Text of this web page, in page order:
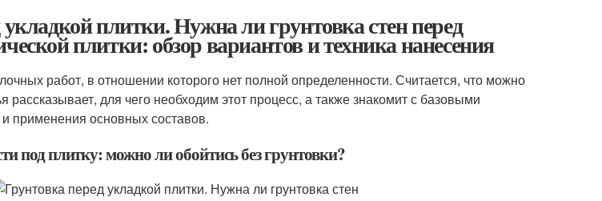
плитки. Нужна ли грунтовка стен перед
плитки: обзор вариантов и техника нанесения
работ, в отношении которого нет полной определенности. Считается, что можно
рассказывает, для чего необходим этот процесс, а также знакомит с базовыми
применения основных составов.
под плитку: можно ли обойтись без грунтовки?